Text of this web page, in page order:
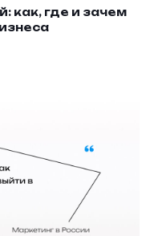
как, где и зачем